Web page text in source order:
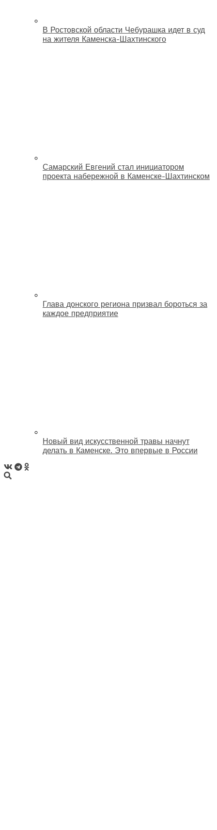
В Ростовской области Чебурашка идет в суд
на жителя Каменска-Шахтинского
Самарский Евгений стал инициатором
проекта набережной в Каменске-Шахтинском
Глава донского региона призвал бороться за
каждое предприятие
Новый вид искусственной травы начнут
делать в Каменске. Это впервые в России